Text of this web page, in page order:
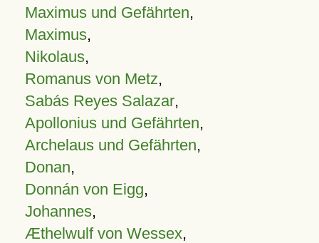
Maximus und Gefährten,
Maximus,
Nikolaus,
Romanus von Metz,
Sabás Reyes Salazar,
Apollonius und Gefährten,
Archelaus und Gefährten,
Donan,
Donnán von Eigg,
Johannes,
Æthelwulf von Wessex,